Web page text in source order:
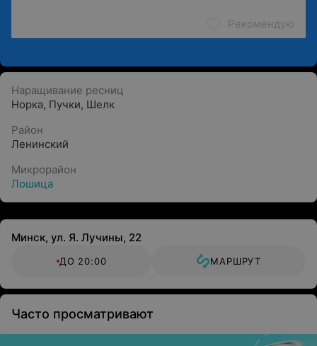
Рекомендую
Наращивание ресниц
Норка, Пучки, Шелк
Район
Ленинский
Микрорайон
Лошица
Минск, ул. Я. Лучины, 22
ДО 20:00 МАРШРУТ
Часто просматривают